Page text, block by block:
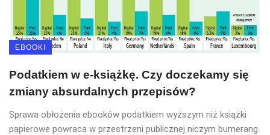
EBOOKI
Podatkiem w e-książkę. Czy doczekamy się
zmiany absurdalnych przepisów?
Sprawa obłożenia ebooków podatkiem wyższym niż książki
papierowe powraca w przestrzeni publicznej niczym bumerang.